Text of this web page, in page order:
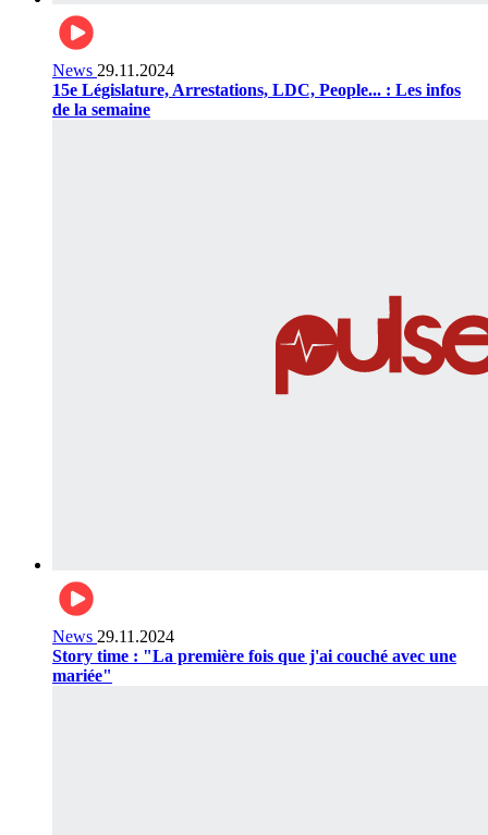
News 29.11.2024
15e Législature, Arrestations, LDC, People... : Les infos
de la semaine
News 29.11.2024
Story time : "La première fois que j'ai couché avec une
mariée"